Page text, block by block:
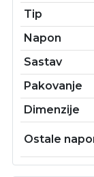
Tip
Napon
Sastav
Pakovanje
Dimenzije
Ostale